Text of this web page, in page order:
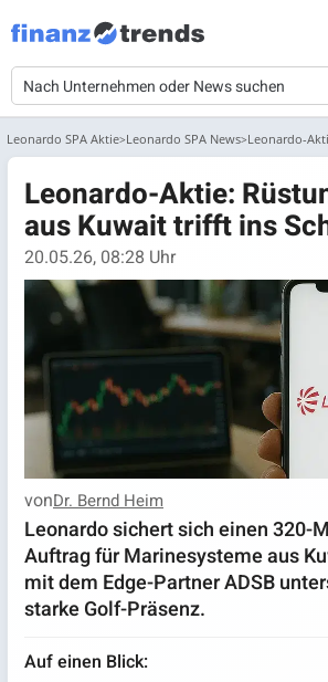
Leonardo SPA Aktie Leonardo SPA News
Leonardo-Aktie:
aus Kuwait trifft ins
20.05.26, 08:28 Uhr
vonDr. Bernd Heim
Leonardo sichert sich einen 320-
Auftrag für Marinesysteme aus
mit dem Edge-Partner ADSB
starke Golf-Präsenz.
Auf einen Blick: